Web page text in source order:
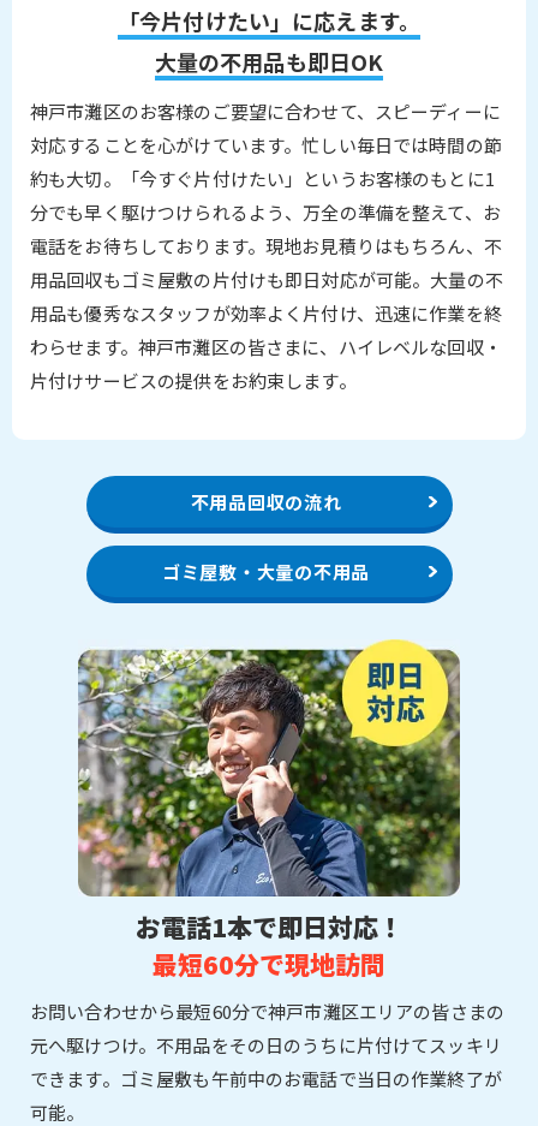
「今片付けたい」に応えます。
大量の不用品も即日OK
神戸市灘区のお客様のご要望に合わせて、スピーディーに
対応することを心がけています。忙しい毎日では時間の節
約も大切。「今すぐ片付けたい」というお客様のもとに1
分でも早く駆けつけられるよう、万全の準備を整えて、お
電話をお待ちしております。現地お見積りはもちろん、不
用品回収もゴミ屋敷の片付けも即日対応が可能。大量の不
用品も優秀なスタッフが効率よく片付け、迅速に作業を終
わらせます。神戸市灘区の皆さまに、ハイレベルな回収・
片付けサービスの提供をお約束します。
不用品回収の流れ
ゴミ屋敷・大量の不用品
お電話1本で即日対応！
最短60分で現地訪問
お問い合わせから最短60分で神戸市灘区エリアの皆さまの
元へ駆けつけ。不用品をその日のうちに片付けてスッキリ
できます。ゴミ屋敷も午前中のお電話で当日の作業終了が
可能。